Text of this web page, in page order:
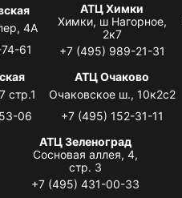
4А
61
АТЦ Химки
Химки, ш Нагорное,
2к7
+7 (495) 989-21-31
стр.1
06
АТЦ Очаково
Очаковское ш., 10к2с2
+7 (495) 152-31-11
АТЦ Зеленоград
Сосновая аллея, 4,
стр. 3
+7 (495) 431-00-33